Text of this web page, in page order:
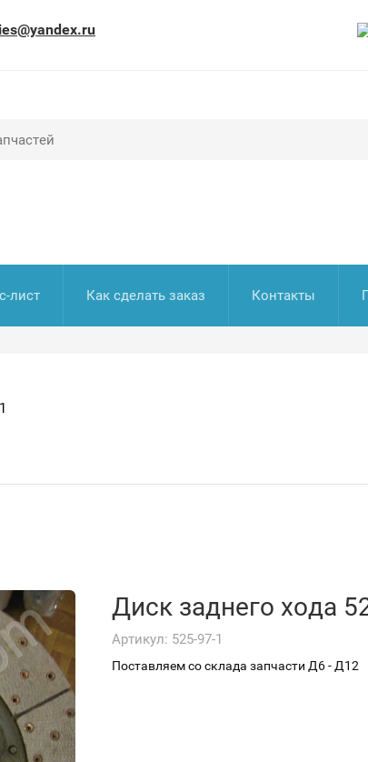
лист Как сделать заказ Контакты
Диск заднего хода
Артикул: 525-97-1
Поставляем со склада запчасти Д6 - Д12